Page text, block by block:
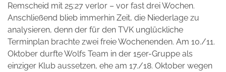
Remscheid mit 25:27 verlor – vor fast drei Wochen.
Anschließend blieb immerhin Zeit, die Niederlage zu
analysieren, denn der für den TVK unglückliche
Terminplan brachte zwei freie Wochenenden. Am 10./11.
Oktober durfte Wolfs Team in der 15er-Gruppe als
einziger Klub aussetzen, ehe am 17./18. Oktober wegen